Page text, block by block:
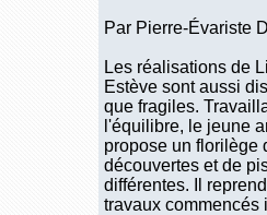
Par Pierre-Évariste
Les réalisations de
Estève sont aussi
que fragiles.
l'équilibre, le jeune
propose un florilège
découvertes et de
différentes. Il
travaux commencés